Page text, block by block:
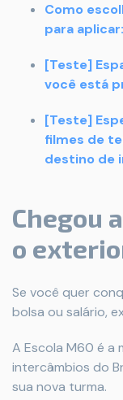
Como
para
[Teste]
você está
[Teste]
filmes de
destino de
Chegou
o
Se você quer
bolsa ou salário,
A Escola M60 é a
intercâmbios do
sua nova turma.